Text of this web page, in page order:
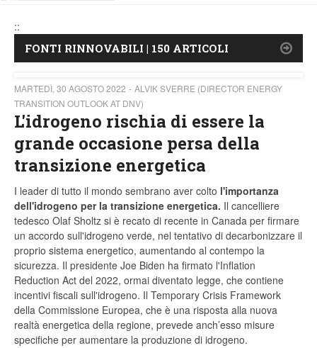
::
FONTI RINNOVABILI | 150 ARTICOLI
MARTEDÌ, 30 AGOSTO 2022
ALVIK SVERRE (DIRECTOR ENERGY
TRANSITION OUTLOOK AT DNV)
L'idrogeno rischia di essere la
grande occasione persa della
transizione energetica
I leader di tutto il mondo sembrano aver colto l'importanza
dell'idrogeno per la transizione energetica. Il cancelliere
tedesco Olaf Sholtz si è recato di recente in Canada per firmare
un accordo sull'idrogeno verde, nel tentativo di decarbonizzare il
proprio sistema energetico, aumentando al contempo la
sicurezza. Il presidente Joe Biden ha firmato l'Inflation
Reduction Act del 2022, ormai diventato legge, che contiene
incentivi fiscali sull'idrogeno. Il Temporary Crisis Framework
della Commissione Europea, che è una risposta alla nuova
realtà energetica della regione, prevede anch’esso misure
specifiche per aumentare la produzione di idrogeno.